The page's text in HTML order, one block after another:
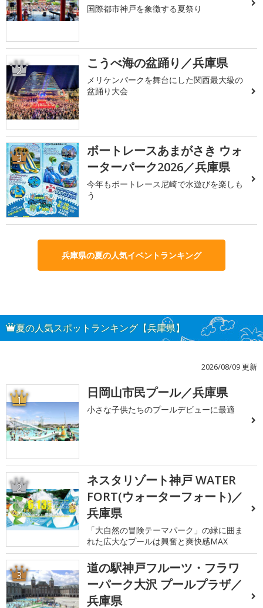
国際都市神戸を象徴する夏祭り
2 こうべ海の盆踊り／兵庫県
メリケンパークを舞台にした関西最大級の
盆踊り大会
3
ボートレースあまがさき ウォ
ーターパーク2026／兵庫県
今年もボートレース尼崎で水遊びを楽しも
う
兵庫県の夏の人気イベントランキング
夏の人気スポットランキング【兵庫県】
2026/08/09 更新
1 日岡山市民プール／兵庫県
小さな子供たちのプールデビューに最適
2
ネスタリゾート神戸 WATER
FORT(ウォーターフォート)／
兵庫県
「大自然の冒険テーマパーク」の緑に囲ま
れた広大なプールは興奮と爽快感MAX
3
道の駅神戸フルーツ・フラワ
ーパーク大沢 プールプラザ／
兵庫県